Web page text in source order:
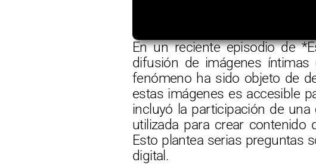
En un reciente episodio de
difusión de imágenes íntimas
fenómeno ha sido objeto de
estas imágenes es accesible
incluyó la participación de
utilizada para crear contenido
Esto plantea serias preguntas
digital.